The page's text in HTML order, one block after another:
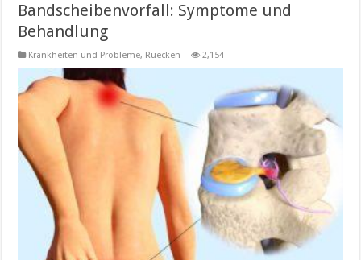
Bandscheibenvorfall: Symptome und
Behandlung
Krankheiten und Probleme, Ruecken 2,154